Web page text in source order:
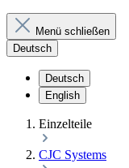
Menü schließen
Deutsch
Deutsch
English
Einzelteile
CJC Systems